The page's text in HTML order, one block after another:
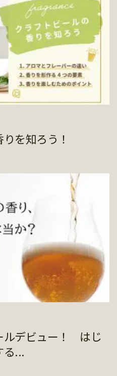
を知ろう！
ルデビュー！ はじ
る...